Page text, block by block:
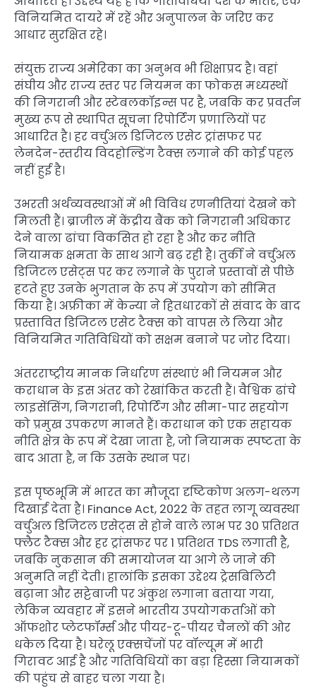
विनियमित दायरे में रहें और अनुपालन के जरिए कर
आधार सुरक्षित रहे।
संयुक्त राज्य अमेरिका का अनुभव भी शिक्षाप्रद है। वहां
संघीय और राज्य स्तर पर नियमन का फोकस मध्यस्थों
की निगरानी और स्टेबलकॉइन्स पर है, जबकि कर प्रवर्तन
मुख्य रूप से स्थापित सूचना रिपोर्टिंग प्रणालियों पर
आधारित है। हर वर्चुअल डिजिटल एसेट ट्रांसफर पर
लेनदेन-स्तरीय विदहोल्डिंग टैक्स लगाने की कोई पहल
नहीं हुई है।
उभरती अर्थव्यवस्थाओं में भी विविध रणनीतियां देखने को
मिलती हैं। ब्राजील में केंद्रीय बैंक को निगरानी अधिकार
देने वाला ढांचा विकसित हो रहा है और कर नीति
नियामक क्षमता के साथ आगे बढ़ रही है। तुर्की ने वर्चुअल
डिजिटल एसेट्स पर कर लगाने के पुराने प्रस्तावों से पीछे
हटते हुए उनके भुगतान के रूप में उपयोग को सीमित
किया है। अफ्रीका में केन्या ने हितधारकों से संवाद के बाद
प्रस्तावित डिजिटल एसेट टैक्स को वापस ले लिया और
विनियमित गतिविधियों को सक्षम बनाने पर जोर दिया।
अंतरराष्ट्रीय मानक निर्धारण संस्थाएं भी नियमन और
कराधान के इस अंतर को रेखांकित करती हैं। वैश्विक ढांचे
लाइसेंसिंग, निगरानी, रिपोर्टिंग और सीमा-पार सहयोग
को प्रमुख उपकरण मानते हैं। कराधान को एक सहायक
नीति क्षेत्र के रूप में देखा जाता है, जो नियामक स्पष्टता के
बाद आता है, न कि उसके स्थान पर।
इस पृष्ठभूमि में भारत का मौजूदा दृष्टिकोण अलग-थलग
दिखाई देता है। Finance Act, 2022 के तहत लागू व्यवस्था
वर्चुअल डिजिटल एसेट्स से होने वाले लाभ पर 30 प्रतिशत
फ्लैट टैक्स और हर ट्रांसफर पर 1 प्रतिशत TDS लगाती है,
जबकि नुकसान की समायोजन या आगे ले जाने की
अनुमति नहीं देती। हालांकि इसका उद्देश्य ट्रेसबिलिटी
बढ़ाना और सट्टेबाजी पर अंकुश लगाना बताया गया,
लेकिन व्यवहार में इसने भारतीय उपयोगकर्ताओं को
ऑफशोर प्लेटफॉर्म्स और पीयर-टू-पीयर चैनलों की ओर
धकेल दिया है। घरेलू एक्सचेंजों पर वॉल्यूम में भारी
गिरावट आई है और गतिविधियों का बड़ा हिस्सा नियामकों
की पहुंच से बाहर चला गया है।